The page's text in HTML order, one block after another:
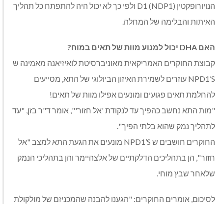
הנויורופקטין D1 (NDP1) ולפי כך לא יכול היה להתפתח כל תהליך
האיתות והבלימה של המחלה.
האם DHA יכול למנוע מוות של תאים במוח?
קבוצת החוקרים האמריקאית מאוניברסיטת לואיזיאנה מאמינה ש
NPD1’S עוזרים לשמירת האיזון הביולוגי של התא, מסייעים
להחלמת תאים פגועים ומונעים אפילו מוות של תאים!
"מות התא נחשב כהפיך עד לנקודת 'אל חזור'", אומר ד"ר בזן, "עד
לתהליך נמק שהוא בלתי הפיך".
החוקרים חושבים ש NPD1’S מונעים את הגעת התא למצב "אל
חזור", הן בתהליכים הדלקתיים של אלצהיימר והן בתהליכי הנמק
שלאחר שבץ מוחי.
לסיכום, אומרים החוקרים: "הגענו להבנה שהמכניזם של מולקולת